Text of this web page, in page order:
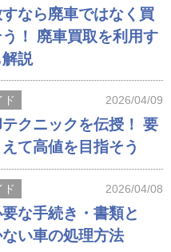
なら廃車ではなく買
！ 廃車買取を利用す
説
ド 2026/04/09
クニックを伝授！ 要
て高値を目指そう
ド 2026/04/08
な手続き・書類と
い車の処理方法